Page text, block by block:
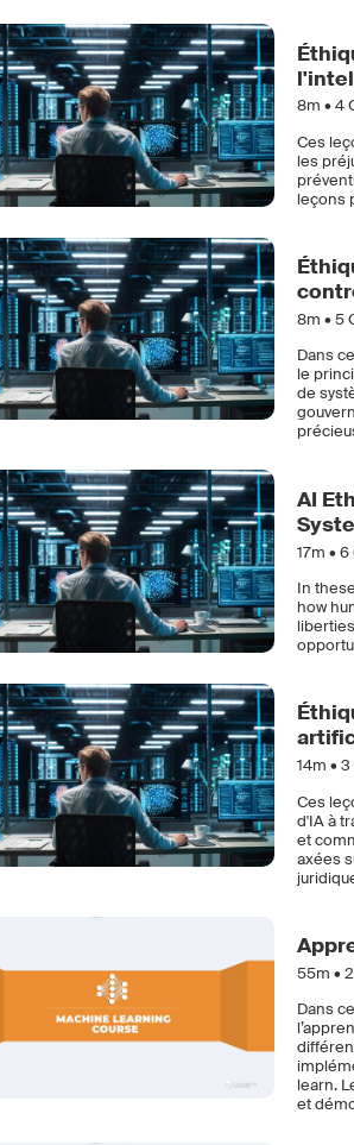
8m •4
Ces
les
leçons
8m •5
Dans
le
de
AI
17m •6
In
how
14m •3
Ces
d'IA à
et
axées
55m •
Dans
learn.
et